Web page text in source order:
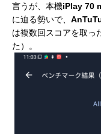
言うが、本機iPlay 70
に迫る勢いで、
は複数回スコアを取っ
た）。